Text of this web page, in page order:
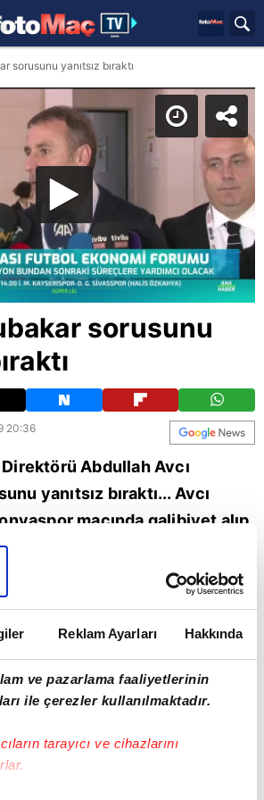
Reklam Ayarları Hakkında
ve pazarlama faaliyetlerinin
ile çerezler kullanılmaktadır.
tarayıcı ve cihazlarını
sorusunu yanıtsız bıraktı
sorusunu
20:36
Abdullah Avcı
yanıtsız bıraktı... Avcı
maçında galibiyet alıp
serisini devam ettirmek